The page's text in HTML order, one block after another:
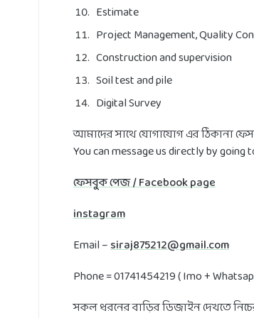
Estimate
Project Management, Quality
Construction and supervision
Soil test and pile
Digital Survey
আমাদের সাথে যোগাযোগ এর ঠিকানা
You can message us directly by going
ফেসবুক পেজ / Facebook page
instagram
Email –siraj875212@gmail.com
Phone = 01741454219 ( Imo +
সকল ধরনের বাড়ির ডিজাইন দেখতে